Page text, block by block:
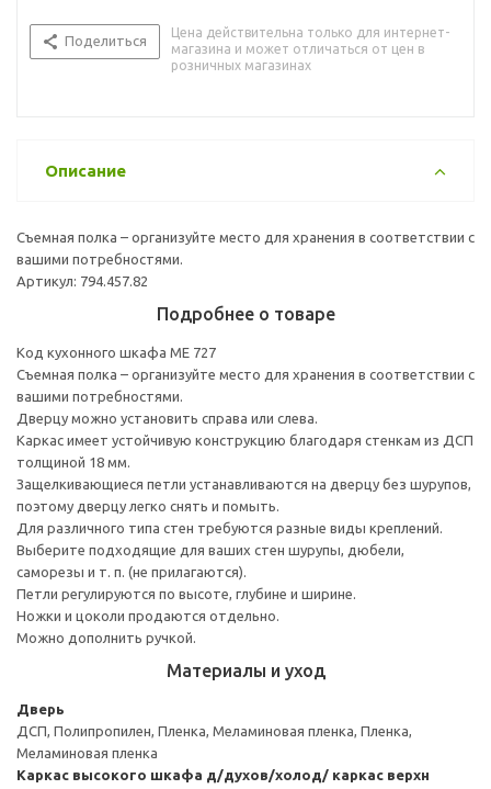
Поделиться
Цена действительна только для интернет-
магазина и может отличаться от цен в
розничных магазинах
Описание
Съемная полка – организуйте место для хранения в соответствии с
вашими потребностями.
Артикул: 794.457.82
Подробнее о товаре
Код кухонного шкафа ME 727
Съемная полка – организуйте место для хранения в соответствии с
вашими потребностями.
Дверцу можно установить справа или слева.
Каркас имеет устойчивую конструкцию благодаря стенкам из ДСП
толщиной 18 мм.
Защелкивающиеся петли устанавливаются на дверцу без шурупов,
поэтому дверцу легко снять и помыть.
Для различного типа стен требуются разные виды креплений.
Выберите подходящие для ваших стен шурупы, дюбели,
саморезы и т. п. (не прилагаются).
Петли регулируются по высоте, глубине и ширине.
Ножки и цоколи продаются отдельно.
Можно дополнить ручкой.
Материалы и уход
Дверь
ДСП, Полипропилен, Пленка, Меламиновая пленка, Пленка,
Меламиновая пленка
Каркас высокого шкафа д/духов/холод/ каркас верхн